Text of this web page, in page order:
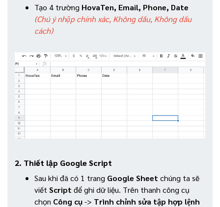
Tạo 4 trường HovaTen, Email, Phone, Date
(Chú ý nhập chính xác, Không dấu, Không dấu
cách)
2. Thiết lập Google Script
Sau khi đã có 1 trang Google Sheet chúng ta sẽ
viết Script để ghi dữ liệu. Trên thanh công cụ
chọn Công cụ-> Trình chỉnh sửa tập hợp lệnh